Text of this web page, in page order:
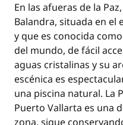
En las afueras de la
Balandra, situada en el
y que es conocida
del mundo, de fácil
aguas cristalinas y su
escénica es
una piscina natural. La
Puerto Vallarta es una
zona, sigue